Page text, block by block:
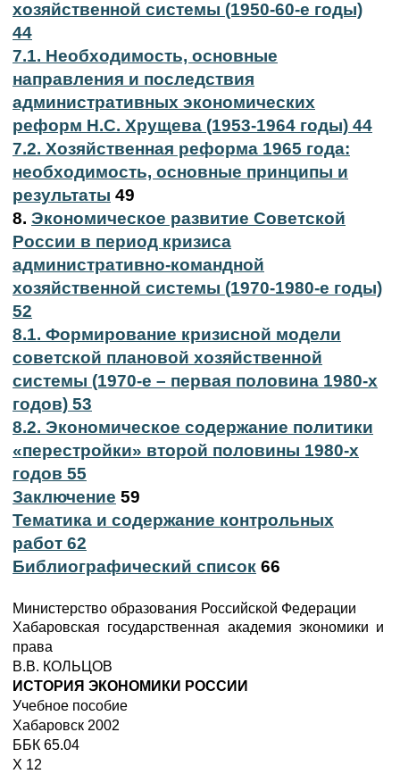
хозяйственной системы (1950-60-е годы)
44
7.1. Необходимость, основные
направления и последствия
административных экономических
реформ Н.С. Хрущева (1953-1964 годы) 44
7.2. Хозяйственная реформа 1965 года:
необходимость, основные принципы и
результаты 49
8. Экономическое развитие Советской
России в период кризиса
административно-командной
хозяйственной системы (1970-1980-е годы)
52
8.1. Формирование кризисной модели
советской плановой хозяйственной
системы (1970-е – первая половина 1980-х
годов) 53
8.2. Экономическое содержание политики
«перестройки» второй половины 1980-х
годов 55
Заключение 59
Тематика и содержание контрольных
работ 62
Библиографический список 66
Министерство образования Российской Федерации
Хабаровская государственная академия экономики и
права
В.В. КОЛЬЦОВ
ИСТОРИЯ ЭКОНОМИКИ РОССИИ
Учебное пособие
Хабаровск 2002
ББК 65.04
Х 12